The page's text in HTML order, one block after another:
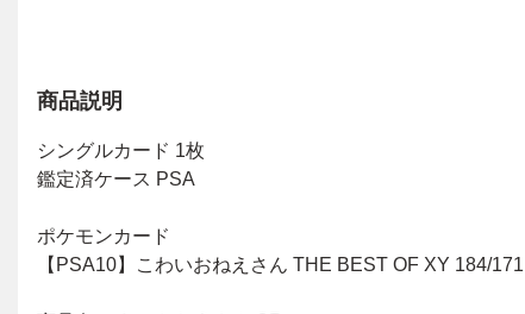
商品説明
シングルカード 1枚
鑑定済ケース PSA